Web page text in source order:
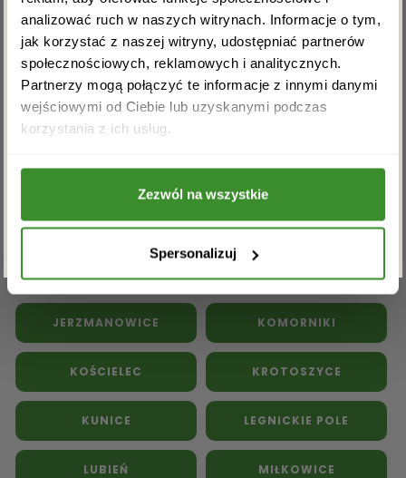
analizować ruch w naszych witrynach. Informacje o tym,
jak korzystać z naszej witryny, udostępniać partnerów
społecznościowych, reklamowych i analitycznych.
Partnerzy mogą połączyć te informacje z innymi danymi
wejściowymi od Ciebie lub uzyskanymi podczas
korzystania z ich usług.
Zezwól na wszystkie
Spersonalizuj
Kwiaty doniczkowe Kwiaty na pogrzeb
Inne kwiaciarnie w powiecie
legnickim:
BIAŁA CHOJNÓW
JERZMANOWICE KOMORNIKI
KOŚCIELEC KROTOSZYCE
KUNICE LEGNICKIE POLE
LUBIEŃ MIŁKOWICE
Akceptuję regulamin i wyrażam zgodę na
przetwarzanie powyższych danych osobowych
ZAPISZ SIĘ